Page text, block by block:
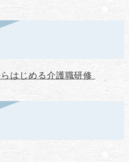
はじめる介護職研修